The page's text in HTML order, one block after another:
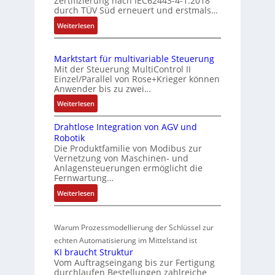
u
d
u
s
t
n
d
ü
b
w
c
h
u
n
b
n
e
r
t
o
s
t
i
s
e
s
s
u
c
h
e
S
n
s
o
r
-
I
n
e
g
r
t
i
n
F
durch TÜV Süd erneuert und erstmals…
Weiterlesen:
I
C
6
2
4
4
3
-
e
r
t
r
u
Marktstart für multivariable Steuerung
Mit der Steuerung MultiControl II
Einzel/Parallel von Rose+Krieger können
Anwender bis zu zwei…
Weiterlesen:
M
a
k
t
s
t
a
r
f
ü
r
m
Drahtlose Integration von AGV und
Robotik
Die Produktfamilie von Modibus zur
Vernetzung von Maschinen- und
Anlagensteuerungen ermöglicht die
Fernwartung…
Weiterlesen:
D
a
h
t
l
Warum Prozessmodellierung der Schlüssel zur
echten Automatisierung im Mittelstand ist
KI braucht Struktur
Vom Auftragseingang bis zur Fertigung
durchlaufen Bestellungen zahlreiche